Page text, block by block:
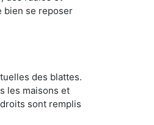
bien se reposer
des blattes.
les maisons et
sont remplis